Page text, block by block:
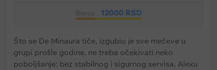
Bonus 12000 RSD
Što se De Minaura tiče, izgubio je sve mečeve u
grupi prošle godine, ne treba očekivati neko
poboljšanje: bez stabilnog i sigurnog servisa, Alexu